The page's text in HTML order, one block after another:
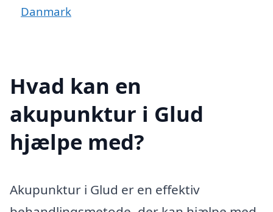
Danmark
Hvad kan en
akupunktur i Glud
hjælpe med?
Akupunktur i Glud er en effektiv